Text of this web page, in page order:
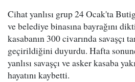
Cihat yanlısı grup 24 Ocak'ta
ve belediye binasına bayrağını
kasabanın 300 civarında savaşçı
geçirildiğini duyurdu. Hafta
yanlısı savaşçı ve asker kasaba
hayatını kaybetti.